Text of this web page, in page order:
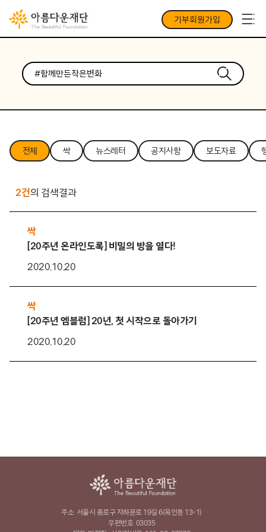
기부회원가입
전체 싹 뉴스레터 공지사항 보도자료
2건의 검색결과
싹
[20주년 온라인도록] 비밀의 방을 열다!
2020.10.20
싹
[20주년 엠블럼] 20년, 첫 시작으로 돌아가기
2020.10.20
주소 서울시 종로구 자하문로 19길 6(옥인동 13-1)
우편번호 03035